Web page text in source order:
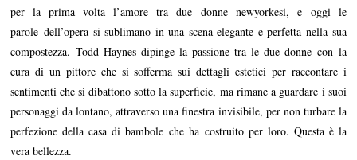
per la prima volta l’amore tra due donne newyorkesi, e oggi le
parole dell’opera si sublimano in una scena elegante e perfetta nella sua
compostezza. Todd Haynes dipinge la passione tra le due donne con la
cura di un pittore che si sofferma sui dettagli estetici per raccontare i
sentimenti che si dibattono sotto la superficie, ma rimane a guardare i suoi
personaggi da lontano, attraverso una finestra invisibile, per non turbare la
perfezione della casa di bambole che ha costruito per loro. Questa è la
vera bellezza.